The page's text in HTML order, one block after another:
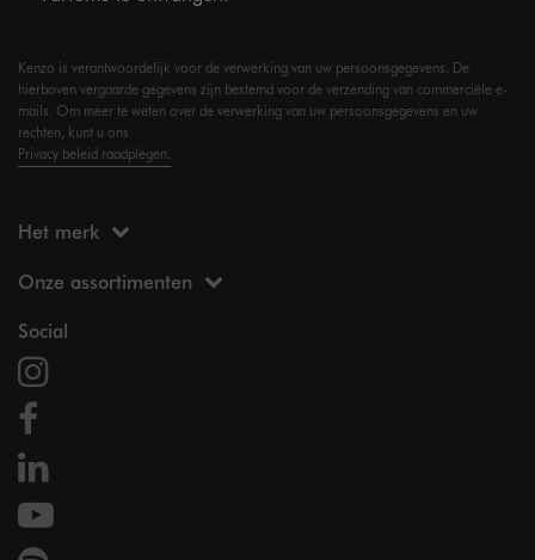
Kenzo is verantwoordelijk voor de verwerking van uw persoonsgegevens. De
hierboven vergaarde gegevens zijn bestemd voor de verzending van commerciële e-
mails. Om meer te weten over de verwerking van uw persoonsgegevens en uw
rechten, kunt u ons
Privacy beleid raadplegen.
Het merk
Onze assortimenten
Social